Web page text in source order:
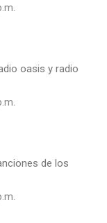
oasis y radio
de los